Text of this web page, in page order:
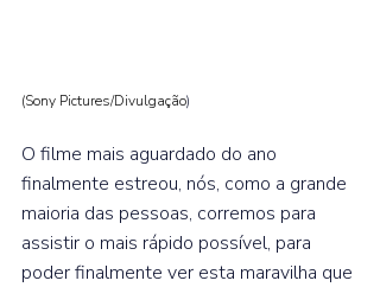
(Sony Pictures/Divulgação)
O filme mais aguardado do ano
finalmente estreou, nós, como a grande
maioria das pessoas, corremos para
assistir o mais rápido possível, para
poder finalmente ver esta maravilha que